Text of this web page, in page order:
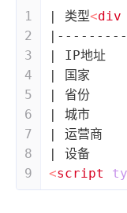
1
2
3
4
5
6
7
8
9
| 类型<div
| IP地
| 国家
| 省份
| 城市
| 运营
| 设备
<script